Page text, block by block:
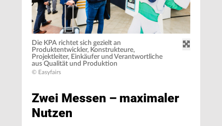
Die KPA richtet sich gezielt an
Produktentwickler, Konstrukteure,
Projektleiter, Einkäufer und Verantwortliche
aus Qualität und Produktion
© Easyfairs
Zwei Messen – maximaler
Nutzen